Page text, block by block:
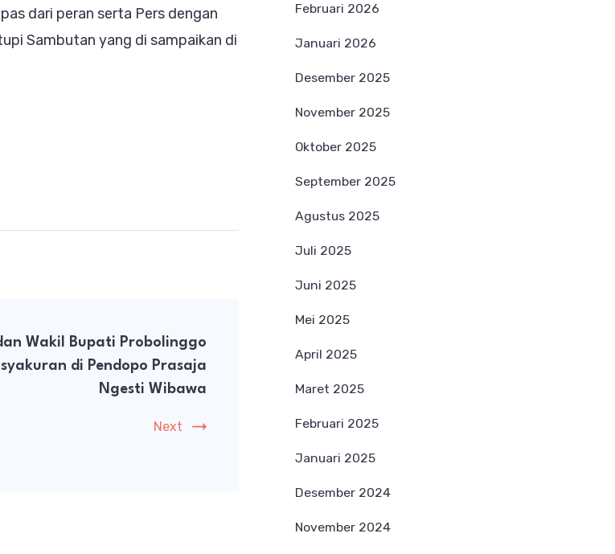
dari peran serta Pers dengan
Sambutan yang di sampaikan di
Wakil Bupati Probolinggo
di Pendopo Prasaja
Ngesti Wibawa
Next
Februari 2026
Januari 2026
Desember 2025
November 2025
Oktober 2025
September 2025
Agustus 2025
Juli 2025
Juni 2025
Mei 2025
April 2025
Maret 2025
Februari 2025
Januari 2025
Desember 2024
November 2024